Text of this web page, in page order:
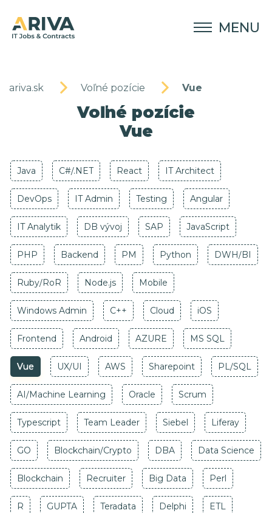
MENU
ariva.sk Voľné pozície Vue
Voľné pozície
Vue
Java C#/.NET React IT Architect
DevOps IT Admin Testing Angular
IT Analytik DB vývoj SAP JavaScript
PHP Backend PM Python DWH/BI
Ruby/RoR Node.js Mobile
Windows Admin C++ Cloud iOS
Frontend Android AZURE MS SQL
Vue UX/UI AWS Sharepoint PL/SQL
AI/Machine Learning Oracle Scrum
Typescript Team Leader Siebel Liferay
GO Blockchain/Crypto DBA Data Science
Blockchain Recruiter Big Data Perl
R GUPTA Teradata Delphi ETL